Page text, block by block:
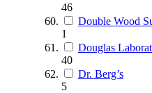
46
Double Wood
1
Douglas
40
Dr. Berg’s
5